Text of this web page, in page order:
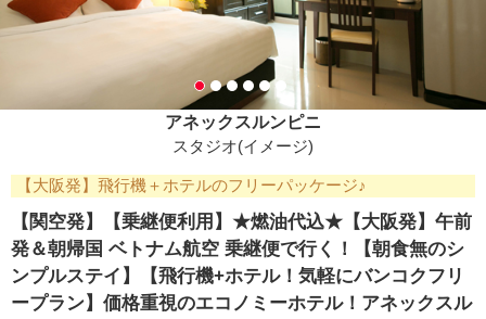
アネックスルンピニ
スタジオ(イメージ)
【大阪発】飛行機＋ホテルのフリーパッケージ♪
【関空発】【乗継便利用】★燃油代込★【大阪発】午前
発＆朝帰国 ベトナム航空 乗継便で行く！【朝食無のシ
ンプルステイ】【飛行機+ホテル！気軽にバンコクフリ
ープラン】価格重視のエコノミーホテル！アネックスル